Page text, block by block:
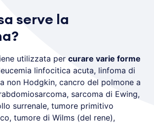
serve la
utilizzata per curare varie forme
linfocitica acuta, linfoma di
non Hodgkin, cancro del polmone a
sarcoma di Ewing,
surrenale, tumore primitivo
tumore di Wilms (del rene),